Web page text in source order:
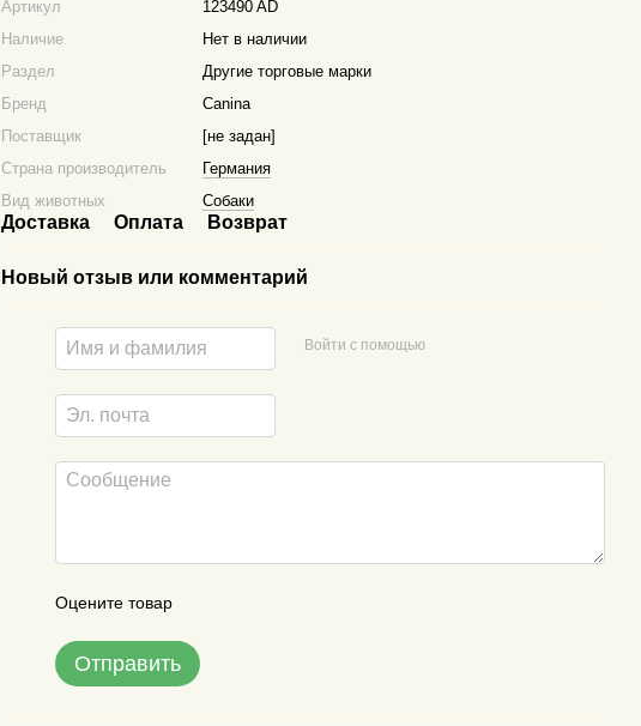
Артикул
123490 AD
Наличие
Нет в наличии
Раздел
Другие торговые марки
Бренд
Canina
Поставщик
[не задан]
Страна производитель
Германия
Вид животных
Собаки
Доставка Оплата Возврат
Новый отзыв или комментарий
Войти с помощью
Оцените товар
Отправить